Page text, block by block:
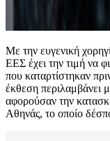
Με την ευγενική
ΕΕΣ έχει την τιμή να
που καταρτίστηκαν
έκθεση περιλαμβάνει
αφορούσαν την
Αθηνάς, το οποίο